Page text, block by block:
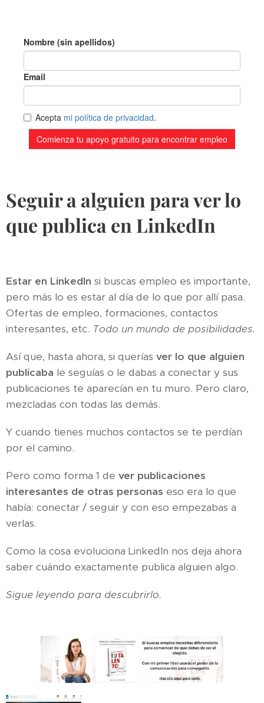
Seguir a alguien para ver lo
que publica en LinkedIn
Estar en LinkedIn si buscas empleo es importante,
pero más lo es estar al día de lo que por allí pasa.
Ofertas de empleo, formaciones, contactos
interesantes, etc. Todo un mundo de posibilidades.
Así que, hasta ahora, si querías ver lo que alguien
publicaba le seguías o le dabas a conectar y sus
publicaciones te aparecían en tu muro. Pero claro,
mezcladas con todas las demás.
Y cuando tienes muchos contactos se te perdían
por el camino.
Pero como forma 1 de ver publicaciones
interesantes de otras personas eso era lo que
había: conectar / seguir y con eso empezabas a
verlas.
Como la cosa evoluciona LinkedIn nos deja ahora
saber cuándo exactamente publica alguien algo.
Sigue leyendo para descubrirlo.